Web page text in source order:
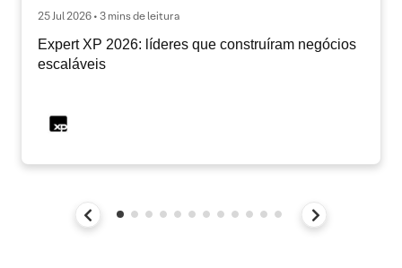
25 Jul 2026 • 3 mins de leitura
Expert XP 2026: líderes que construíram negócios
escaláveis